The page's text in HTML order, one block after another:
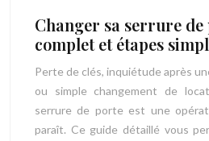
Changer sa serrure
complet et étapes
Perte de clés, inquiétude après
ou simple changement de
serrure de porte est une
paraît. Ce guide détaillé vous